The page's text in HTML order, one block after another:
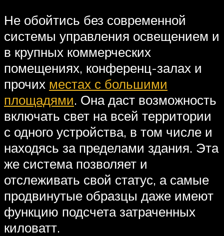
Не обойтись без современной
системы управления освещением и
в крупных коммерческих
помещениях, конференц-залах и
прочих местах с большими
площадями. Она даст возможность
включать свет на всей территории
с одного устройства, в том числе и
находясь за пределами здания. Эта
же система позволяет и
отслеживать свой статус, а самые
продвинутые образцы даже имеют
функцию подсчета затраченных
киловатт.